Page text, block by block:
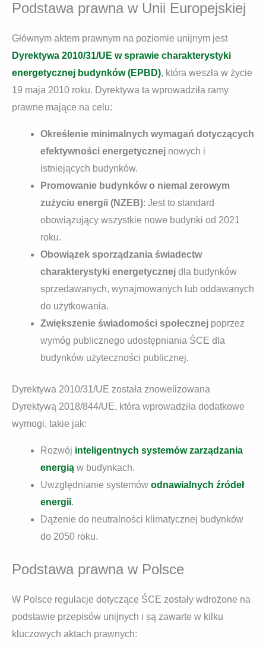
Podstawa prawna w Unii Europejskiej
Głównym aktem prawnym na poziomie unijnym jest
Dyrektywa 2010/31/UE w sprawie charakterystyki
energetycznej budynków (EPBD), która weszła w życie
19 maja 2010 roku. Dyrektywa ta wprowadziła ramy
prawne mające na celu:
Określenie minimalnych wymagań dotyczących
efektywności energetycznej nowych i
istniejących budynków.
Promowanie budynków o niemal zerowym
zużyciu energii (NZEB): Jest to standard
obowiązujący wszystkie nowe budynki od 2021
roku.
Obowiązek sporządzania świadectw
charakterystyki energetycznej dla budynków
sprzedawanych, wynajmowanych lub oddawanych
do użytkowania.
Zwiększenie świadomości społecznej poprzez
wymóg publicznego udostępniania ŚCE dla
budynków użyteczności publicznej.
Dyrektywa 2010/31/UE została znowelizowana
Dyrektywą 2018/844/UE, która wprowadziła dodatkowe
wymogi, takie jak:
Rozwój inteligentnych systemów zarządzania
energią w budynkach.
Uwzględnianie systemów odnawialnych źródeł
energii.
Dążenie do neutralności klimatycznej budynków
do 2050 roku.
Podstawa prawna w Polsce
W Polsce regulacje dotyczące ŚCE zostały wdrożone na
podstawie przepisów unijnych i są zawarte w kilku
kluczowych aktach prawnych: